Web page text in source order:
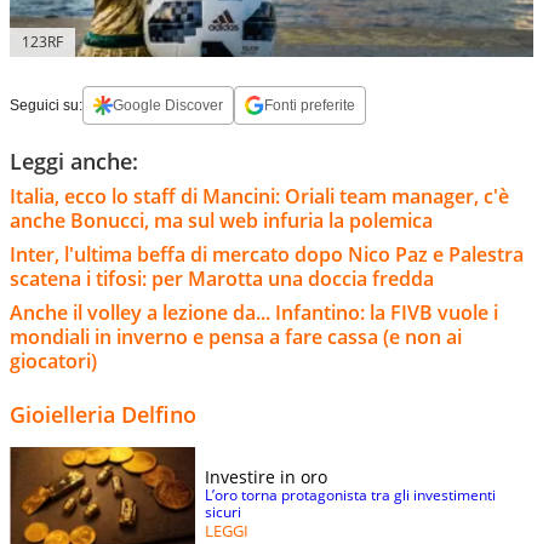
123RF
Seguici su: Google Discover Fonti preferite
Leggi anche:
Italia, ecco lo staff di Mancini: Oriali team manager, c'è
anche Bonucci, ma sul web infuria la polemica
Inter, l'ultima beffa di mercato dopo Nico Paz e Palestra
scatena i tifosi: per Marotta una doccia fredda
Anche il volley a lezione da... Infantino: la FIVB vuole i
mondiali in inverno e pensa a fare cassa (e non ai
giocatori)
Gioielleria Delfino
Investire in oro
L’oro torna protagonista tra gli investimenti
sicuri
LEGGI